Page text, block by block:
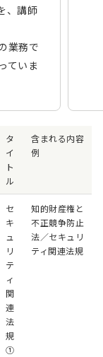
、講師
業務で
ていま
タ
イ
ト
ル
含まれる内容
例
セ
キ
ュ
リ
テ
ィ
関
連
法
規
①
知的財産権と
不正競争防止
法／セキュリ
ティ関連法規